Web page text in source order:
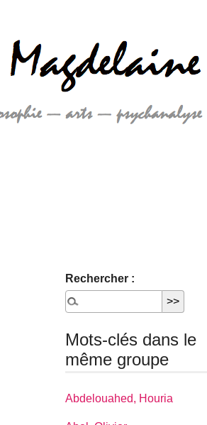
Rechercher :
Mots-clés dans le
même groupe
Abdelouahed, Houria